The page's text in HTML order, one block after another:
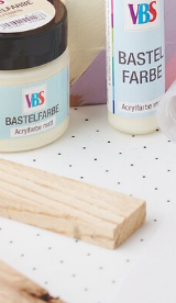
Mit unserer
DIY-Projekt,
beginnen!